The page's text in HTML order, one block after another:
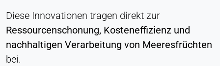
Diese Innovationen tragen direkt zur
Ressourcenschonung, Kosteneffizienz und
nachhaltigen Verarbeitung von Meeresfrüchten
bei.